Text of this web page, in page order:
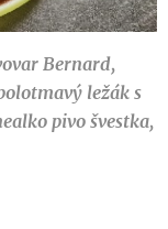
Bernard,
ležák s
pivo švestka,